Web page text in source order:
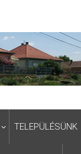
TELEPÜLÉSÜNK